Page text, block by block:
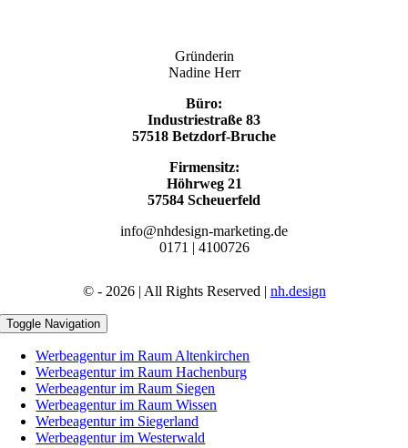
Gründerin
Nadine Herr
Büro:
Industriestraße 83
57518 Betzdorf-Bruche
Firmensitz:
Höhrweg 21
57584 Scheuerfeld
info@nhdesign-marketing.de
0171 | 4100726
© - 2026 | All Rights Reserved | nh.design
Toggle Navigation
Werbeagentur im Raum Altenkirchen
Werbeagentur im Raum Hachenburg
Werbeagentur im Raum Siegen
Werbeagentur im Raum Wissen
Werbeagentur im Siegerland
Werbeagentur im Westerwald